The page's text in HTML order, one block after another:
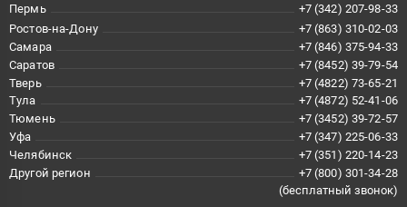
Пермь
+7 (342) 207-98-33
Ростов-на-Дону
+7 (863) 310-02-03
Самара
+7 (846) 375-94-33
Саратов
+7 (8452) 39-79-54
Тверь
+7 (4822) 73-65-21
Тула
+7 (4872) 52-41-06
Тюмень
+7 (3452) 39-72-57
Уфа
+7 (347) 225-06-33
Челябинск
+7 (351) 220-14-23
Другой регион
+7 (800) 301-34-28
(бесплатный звонок)